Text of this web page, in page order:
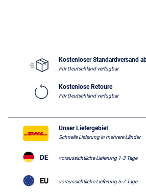
Kostenloser Standardversand
Für Deutschland verfügbar
Kostenlose Retoure
Für Deutschland verfügbar
Unser Liefergebiet
Schnelle Lieferung in mehrere Länder
voraussichtliche Lieferung 1-3 Tage
voraussichtliche Lieferung 5-7 Tage